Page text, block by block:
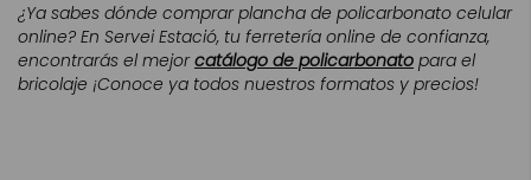
¿Ya sabes dónde comprar plancha de policarbonato celular
online? En Servei Estació, tu ferretería online de confianza,
encontrarás el mejorcatálogo de policarbonato para el
bricolaje ¡Conoce ya todos nuestros formatos y precios!